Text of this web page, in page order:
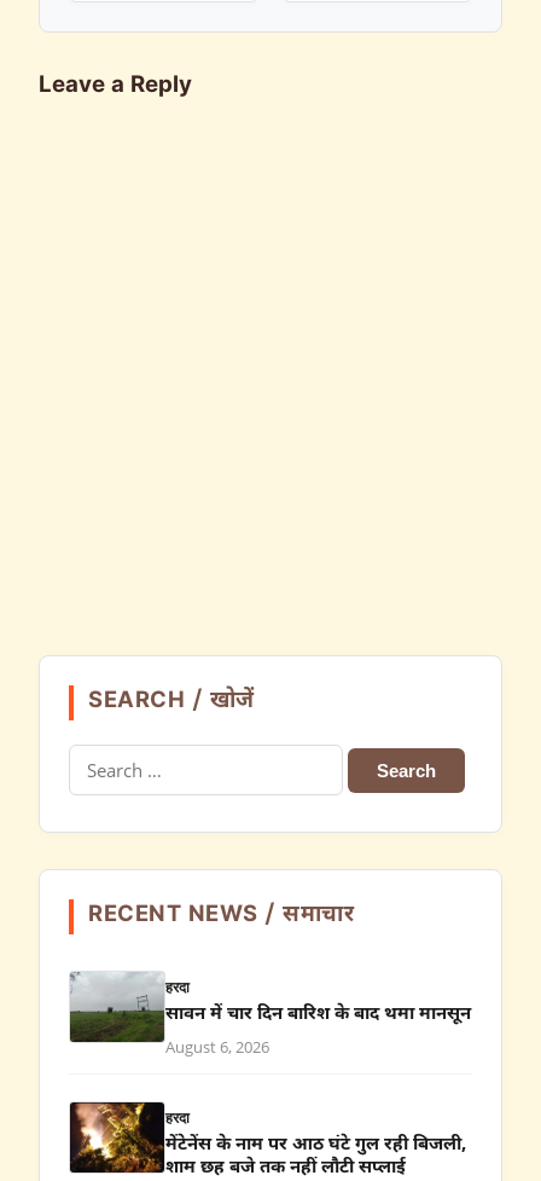
Leave a Reply
SEARCH / खोजें
Search
for:
RECENT NEWS / समाचार
हरदा
सावन में चार दिन बारिश के बाद थमा मानसून
August 6, 2026
हरदा
मेंटेनेंस के नाम पर आठ घंटे गुल रही बिजली,
शाम छह बजे तक नहीं लौटी सप्लाई